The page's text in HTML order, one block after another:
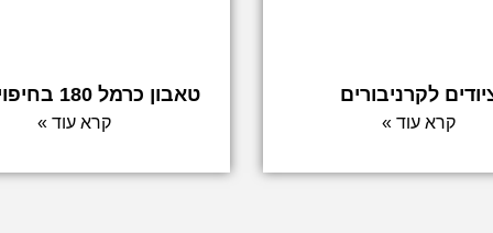
לקרניבורים
קרא עוד »
טאבון כרמל 180 בחיפוי בריק
קרא עוד »